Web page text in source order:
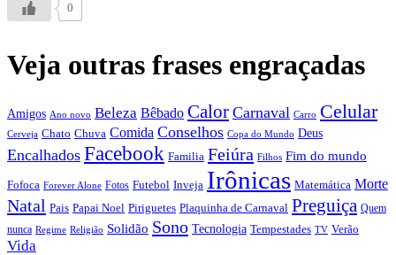
0
Veja outras frases engraçadas
Amigos Ano novo Beleza Bêbado Calor Carnaval Carro Celular
Cerveja Chato Chuva Comida Conselhos Copa do Mundo Deus
Encalhados Facebook Familia Feiúra Filhos Fim do mundo
Fofoca Forever Alone Fotos Futebol Inveja Irônicas Matemática Morte
Natal Pais Papai Noel Piriguetes Plaquinha de Carnaval Preguiça Quem
nunca Regime Religião Solidão Sono Tecnologia Tempestades TV Verão
Vida